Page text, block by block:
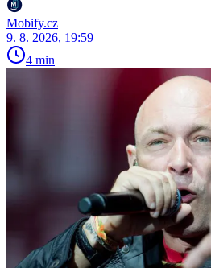
Mobify.cz
9. 8. 2026, 19:59
4 min